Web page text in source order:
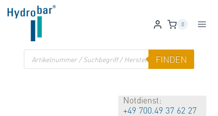
Zum
Inhalt
0
Products
search
FINDEN
Notdienst:
+49 700.49 37 62 27